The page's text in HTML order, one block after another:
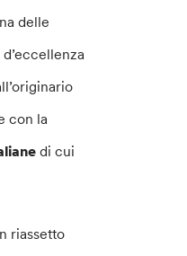
delle
con la
di cui
riassetto